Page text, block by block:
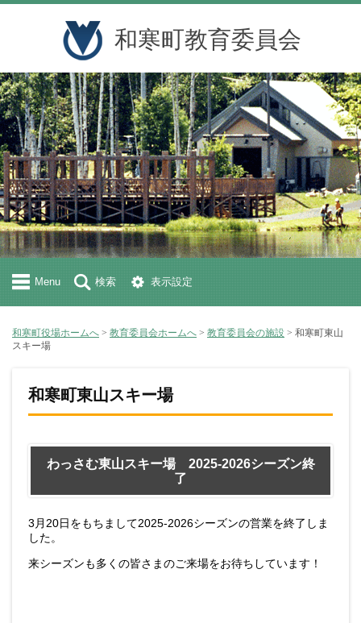
和寒町教育委員会
Menu 検索 表示設定
和寒町役場ホームへ > 教育委員会ホームへ > 教育委員会の施設 > 和寒町東山
スキー場
和寒町東山スキー場
わっさむ東山スキー場 2025-2026シーズン終
了
3月20日をもちまして2025-2026シーズンの営業を終了しま
した。
来シーズンも多くの皆さまのご来場をお待ちしています！